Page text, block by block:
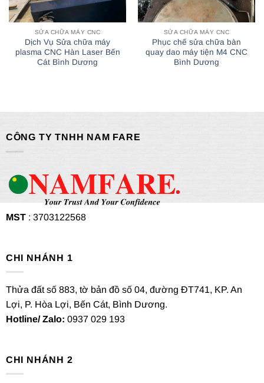
SỬA CHỮA MÁY CNC
Dịch Vụ Sửa chữa máy
plasma CNC Hàn Laser Bến
Cát Bình Dương
SỬA CHỮA MÁY CNC
Phục chế sửa chữa bàn
quay dao máy tiện M4 CNC
Bình Dương
CÔNG TY TNHH NAM FARE
MST: 3703122568
CHI NHÁNH 1
Thửa đất số 883, tờ bản đồ số 04, đường ĐT741, KP. An
Lợi, P. Hòa Lợi, Bến Cát, Bình Dương.
Hotline/ Zalo: 0937 029 193
CHI NHÁNH 2